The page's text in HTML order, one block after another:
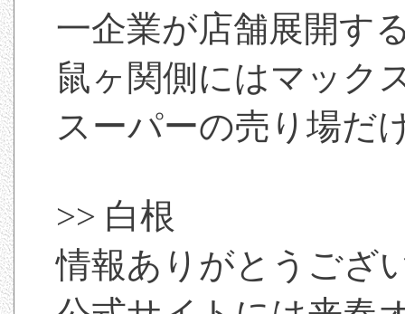
一企業が店舗展開す
鼠ヶ関側にはマック
スーパーの売り場だ
>> 白根
情報ありがとうござ